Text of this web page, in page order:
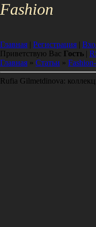
Fashion
Главная | Регистрация |
Приветствую Вас Гость |
Главная » Статьи »
Rufia Gilmetdinova: